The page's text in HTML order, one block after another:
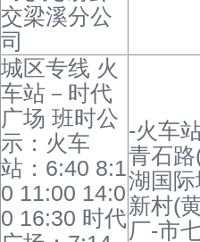
交梁溪分公
司
城区专线 火
车站－时代
广场 班时公
示：火车
站：6:40 8:1
0 11:00 14:0
0 16:30 时代
-火车
青石
湖国
新村(
厂-市